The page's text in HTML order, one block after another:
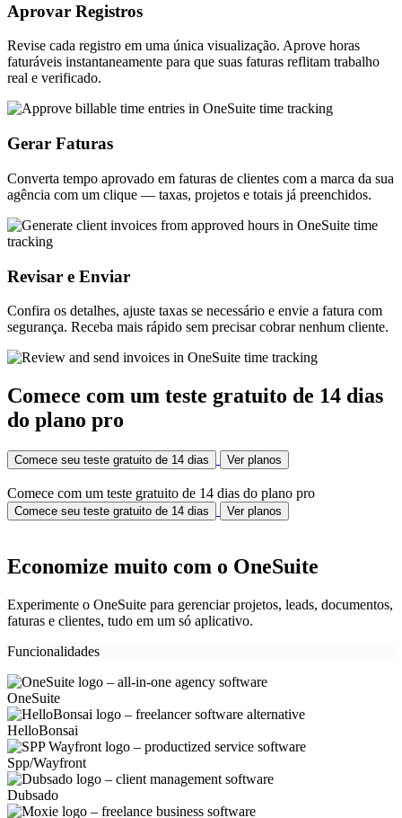
Aprovar Registros
Revise cada registro em uma única visualização. Aprove horas
faturáveis instantaneamente para que suas faturas reflitam trabalho
real e verificado.
Gerar Faturas
Converta tempo aprovado em faturas de clientes com a marca da sua
agência com um clique — taxas, projetos e totais já preenchidos.
Revisar e Enviar
Confira os detalhes, ajuste taxas se necessário e envie a fatura com
segurança. Receba mais rápido sem precisar cobrar nenhum cliente.
Comece com um teste gratuito de 14 dias
do plano pro
Comece seu teste gratuito de 14 dias Ver planos
Comece com um teste gratuito de 14 dias do plano pro
Comece seu teste gratuito de 14 dias Ver planos
Economize muito com o OneSuite
Experimente o OneSuite para gerenciar projetos, leads, documentos,
faturas e clientes, tudo em um só aplicativo.
Funcionalidades
OneSuite
HelloBonsai
Spp/Wayfront
Dubsado